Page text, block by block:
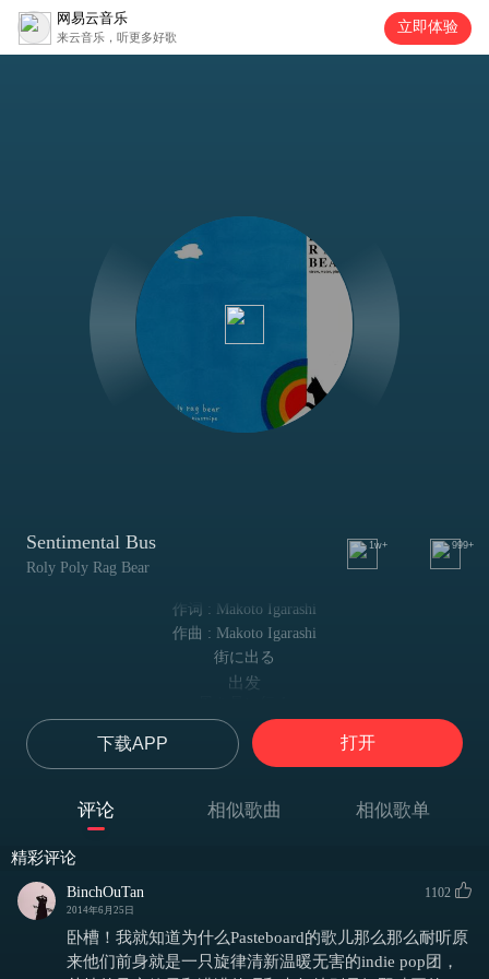
网易云音乐
来云音乐，听更多好歌
立即体验
Sentimental Bus
Roly Poly Rag Bear
1w+ 999+
作词 : Makoto Igarashi
作曲 : Makoto Igarashi
街に出る
出发
去看风
新しい服を着てゆく
穿上新衣服
朝向明天
君を忘れる
忘记你
下载APP 打开
评论 相似歌曲 相似歌单
精彩评论
BinchOuTan
2014年6月25日
1102
卧槽！我就知道为什么Pasteboard的歌儿那么那么耐听原
来他们前身就是一只旋律清新温暖无害的indie pop团，